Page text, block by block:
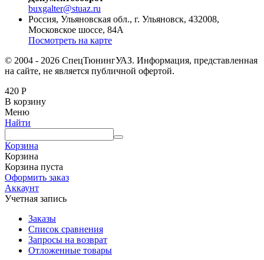
buxgalter@stuaz.ru
Россия, Ульяновская обл., г. Ульяновск, 432008,
Московское шоссе, 84А
Посмотреть на карте
© 2004 - 2026 СпецТюнингУАЗ. Информация, представленная
на сайте, не является публичной офертой.
420 Р
В корзину
Меню
Найти
Корзина
Корзина
Корзина пуста
Оформить заказ
Аккаунт
Учетная запись
Заказы
Список сравнения
Запросы на возврат
Отложенные товары